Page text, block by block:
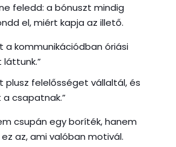
feledd: a bónuszt mindig
el, miért kapja az illető.
a kommunikációdban óriási
plusz felelősséget vállaltál, és
csapatnak.”
csupán egy boríték, hanem
az, ami valóban motivál.